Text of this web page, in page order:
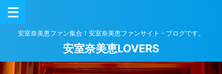
安室奈美恵ファン集合！安室奈美恵ファンサイト・ブログです。
安室奈美恵LOVERS